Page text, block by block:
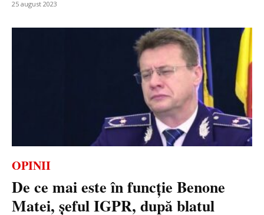
25 august 2023
OPINII
De ce mai este în funcție Benone
Matei, șeful IGPR, după blatul